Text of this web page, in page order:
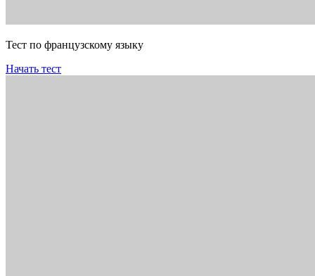
Тест по французскому языку
Начать тест